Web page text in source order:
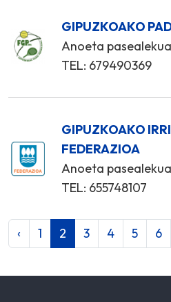
GIPUZKOAKO
Anoeta
TEL: 679490369
GIPUZKOAKO
FEDERAZIOA
Anoeta
TEL: 655748107
‹ 1 2 3 4 5 6